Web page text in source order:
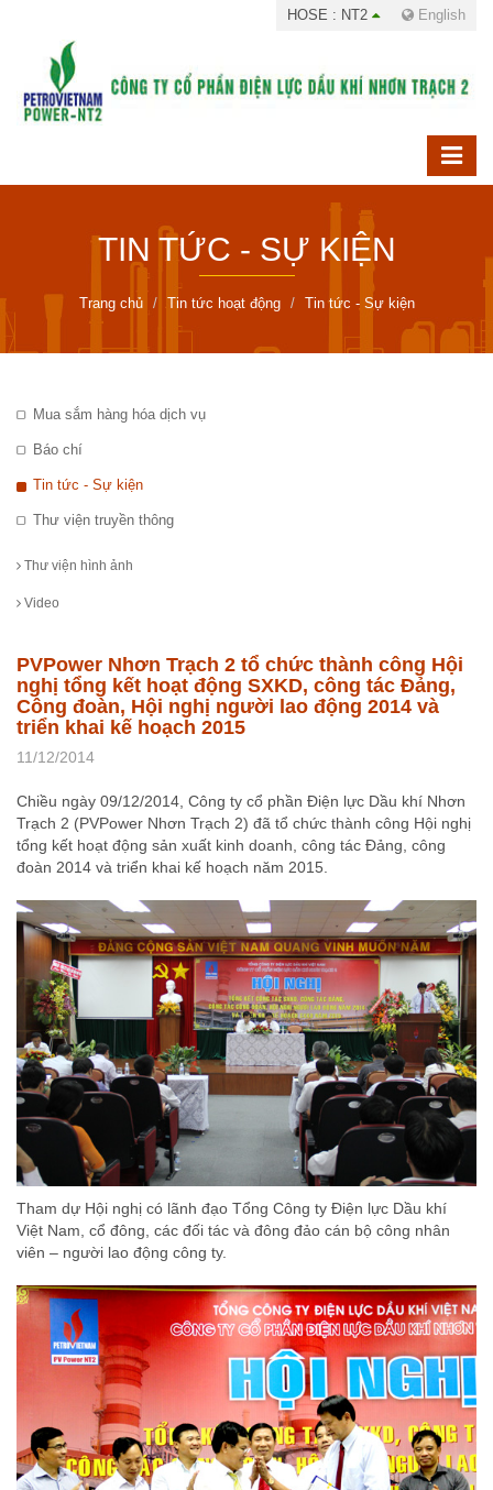
HOSE : NT2 English
TIN TỨC - SỰ KIỆN
Trang chủ Tin tức hoạt động Tin tức - Sự kiện
Mua sắm hàng hóa dịch vụ
Báo chí
Tin tức - Sự kiện
Thư viện truyền thông
Thư viện hình ảnh
Video
PVPower Nhơn Trạch 2 tổ chức thành công Hội
nghị tổng kết hoạt động SXKD, công tác Đảng,
Công đoàn, Hội nghị người lao động 2014 và
triển khai kế hoạch 2015
11/12/2014
Chiều ngày 09/12/2014, Công ty cổ phần Điện lực Dầu khí Nhơn
Trạch 2 (PVPower Nhơn Trạch 2) đã tổ chức thành công Hội nghị
tổng kết hoạt động sản xuất kinh doanh, công tác Đảng, công
đoàn 2014 và triển khai kế hoạch năm 2015.
Tham dự Hội nghị có lãnh đạo Tổng Công ty Điện lực Dầu khí
Việt Nam, cổ đông, các đối tác và đông đảo cán bộ công nhân
viên – người lao động công ty.